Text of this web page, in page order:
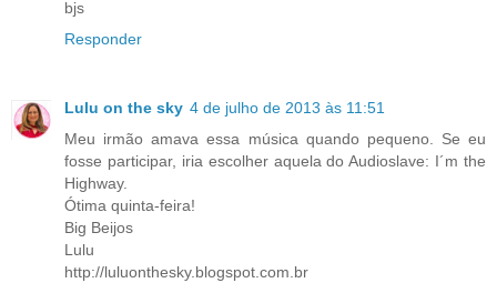
bjs
Responder
Lulu on the sky 4 de julho de 2013 às 11:51
Meu irmão amava essa música quando pequeno. Se eu
fosse participar, iria escolher aquela do Audioslave: I´m the
Highway.
Ótima quinta-feira!
Big Beijos
Lulu
http://luluonthesky.blogspot.com.br